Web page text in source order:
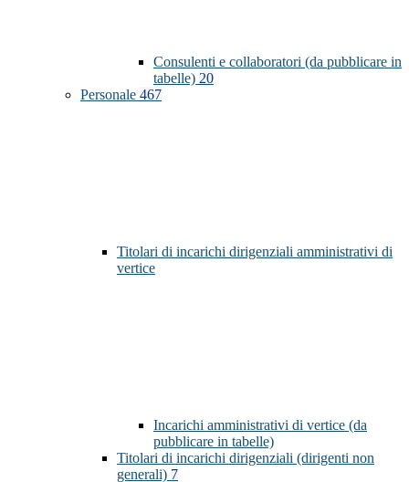
Consulenti e collaboratori (da pubblicare in
tabelle) 20
Personale 467
Titolari di incarichi dirigenziali amministrativi di
vertice
Incarichi amministrativi di vertice (da
pubblicare in tabelle)
Titolari di incarichi dirigenziali (dirigenti non
generali) 7